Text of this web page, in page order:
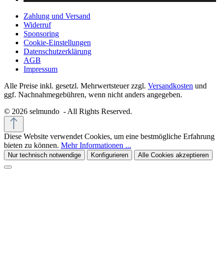
Zahlung und Versand
Widerruf
Sponsoring
Cookie-Einstellungen
Datenschutzerklärung
AGB
Impressum
Alle Preise inkl. gesetzl. Mehrwertsteuer zzgl. Versandkosten und
ggf. Nachnahmegebühren, wenn nicht anders angegeben.
© 2026 selmundo - All Rights Reserved.
Diese Website verwendet Cookies, um eine bestmögliche Erfahrung
bieten zu können. Mehr Informationen ...
Nur technisch notwendige Konfigurieren Alle Cookies akzeptieren